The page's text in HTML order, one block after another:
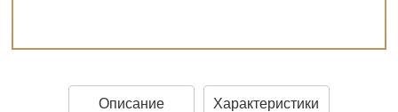
Описание Характеристики